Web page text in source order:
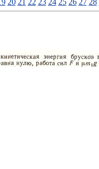
20 21 22 23 24 25 26 27 28